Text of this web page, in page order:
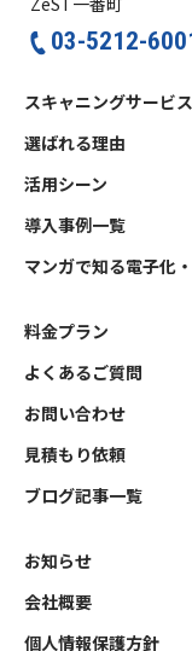
03-5212-
スキャニングサービス
選ばれる理由
活用シーン
導入事例一覧
マンガで知る電子化
料金プラン
よくあるご質問
お問い合わせ
見積もり依頼
ブログ記事一覧
お知らせ
会社概要
個人情報保護方針